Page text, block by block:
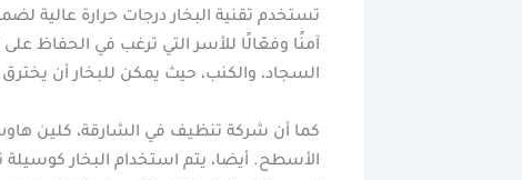
تستخدم تقنية البخار درجات حرارة عالية
آمنًا وفعّالًا للأسر التي ترغب في الحفاظ
السجاد، والكنب، حيث يمكن للبخار أن يخترق
كما أن شركة تنظيف في الشارقة، كلين
الأسطح. أيضا، يتم استخدام البخار